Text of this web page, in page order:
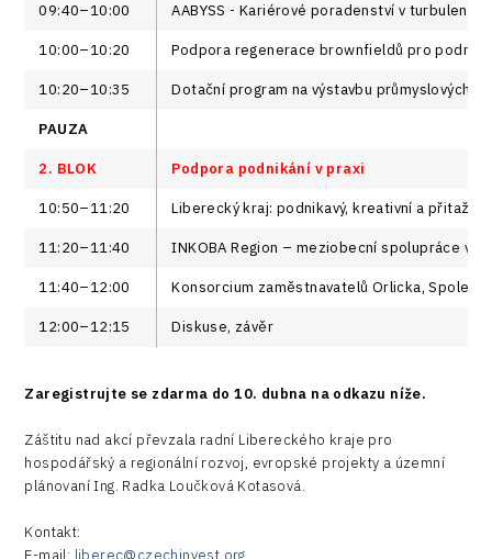
09:40–10:00 AABYSS - Kariérové poradenství v turbulentní
10:00–10:20 Podpora regenerace brownfieldů pro
10:20–10:35 Dotační program na výstavbu průmyslových
PAUZA
2. BLOK Podpora podnikání v praxi
10:50–11:20 Liberecký kraj: podnikavý, kreativní a
11:20–11:40 INKOBA Region – meziobecní spolupráce v
11:40–12:00 Konsorcium zaměstnavatelů Orlicka,
12:00–12:15 Diskuse, závěr
Zaregistrujte se zdarma do 10. dubna na odkazu níže.
Záštitu nad akcí převzala radní Libereckého kraje pro
hospodářský a regionální rozvoj, evropské projekty a územní
plánovaní Ing. Radka Loučková Kotasová.
Kontakt: